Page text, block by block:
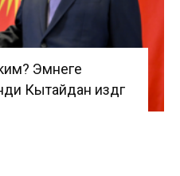
Эмнеге
Кытайдан издөөгө